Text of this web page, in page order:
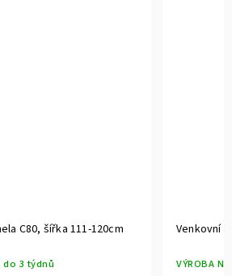
C80, šířka 111-120cm
do 3 týdnů
Venkovní
VÝROBA